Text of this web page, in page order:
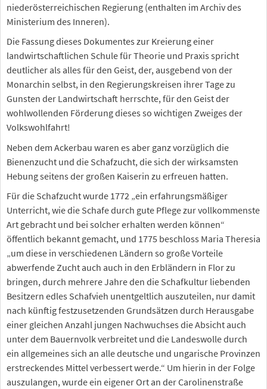
niederösterreichischen Regierung (enthalten im Archiv des
Ministerium des Inneren).
Die Fassung dieses Dokumentes zur Kreierung einer
landwirtschaftlichen Schule für Theorie und Praxis spricht
deutlicher als alles für den Geist, der, ausgebend von der
Monarchin selbst, in den Regierungskreisen ihrer Tage zu
Gunsten der Landwirtschaft herrschte, für den Geist der
wohlwollenden Förderung dieses so wichtigen Zweiges der
Volkswohlfahrt!
Neben dem Ackerbau waren es aber ganz vorzüglich die
Bienenzucht und die Schafzucht, die sich der wirksamsten
Hebung seitens der großen Kaiserin zu erfreuen hatten.
Für die Schafzucht wurde 1772 „ein erfahrungsmäßiger
Unterricht, wie die Schafe durch gute Pflege zur vollkommenste
Art gebracht und bei solcher erhalten werden können“
öffentlich bekannt gemacht, und 1775 beschloss Maria Theresia
„um diese in verschiedenen Ländern so große Vorteile
abwerfende Zucht auch auch in den Erbländern in Flor zu
bringen, durch mehrere Jahre den die Schafkultur liebenden
Besitzern edles Schafvieh unentgeltlich auszuteilen, nur damit
nach künftig festzusetzenden Grundsätzen durch Herausgabe
einer gleichen Anzahl jungen Nachwuchses die Absicht auch
unter dem Bauernvolk verbreitet und die Landeswolle durch
ein allgemeines sich an alle deutsche und ungarische Provinzen
erstreckendes Mittel verbessert werde.“ Um hierin in der Folge
auszulangen, wurde ein eigener Ort an der Carolinenstraße